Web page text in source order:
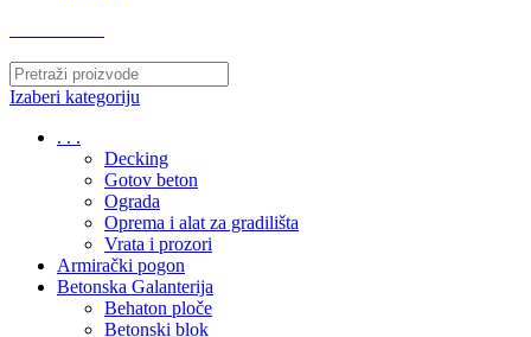
Izaberi kategoriju
. . .
Decking
Gotov beton
Ograda
Oprema i alat za gradilišta
Vrata i prozori
Armirački pogon
Betonska Galanterija
Behaton ploče
Betonski blok